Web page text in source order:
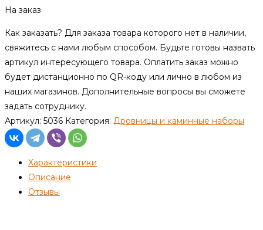
На заказ
Как заказать? Для заказа товара которого нет в наличии,
свяжитесь с нами любым способом. Будьте готовы назвать
артикул интересующего товара. Оплатить заказ можно
будет дистанционно по QR-коду или лично в любом из
наших магазинов. Дополнительные вопросы вы сможете
задать сотруднику.
Артикул: 5036 Категория: Дровницы и каминные наборы
Характеристики
Описание
Отзывы